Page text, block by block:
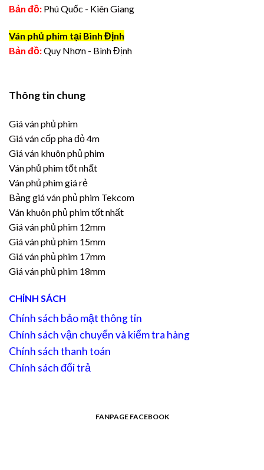
Bản đồ: Phú Quốc - Kiên Giang
Ván phủ phim tại Bình Định
Bản đồ:Quy Nhơn - Bình Định
Thông tin chung
Giá ván phủ phim
Giá ván cốp pha đỏ 4m
Giá ván khuôn phủ phim
Ván phủ phim tốt nhất
Ván phủ phim giá rẻ
Bảng giá ván phủ phim Tekcom
Ván khuôn phủ phim tốt nhất
Giá ván phủ phim 12mm
Giá ván phủ phim 15mm
Giá ván phủ phim 17mm
Giá ván phủ phim 18mm
CHÍNH SÁCH
Chính sách bảo mật thông tin
Chính sách vận chuyển và kiểm tra hàng
Chính sách thanh toán
Chính sách đổi trả
FANPAGE FACEBOOK